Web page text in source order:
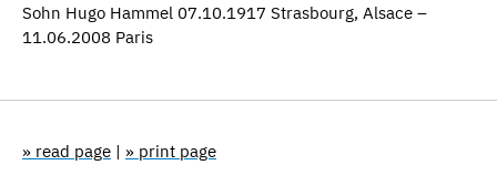
Sohn Hugo Hammel 07.10.1917 Strasbourg, Alsace –
11.06.2008 Paris
» read page | » print page